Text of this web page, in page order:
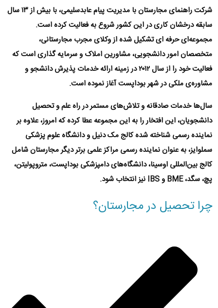
شرکت راهنماى مجارستان با مدیریت پیام عابدسلیمى، با بیش از۱۳ سال
سابقه درخشان کارى در این کشور شروع به فعالیت کرده است.
مجموعه‌ای حرفه ای تشکیل شده از وکلای مجرب مجارستانی،
متخصصان امور دانشجویی، مشاورین املاک و سرمایه گذاری است که
فعالیت خود را از سال ۲۰۱۲ در زمینه ارائه خدمات پذیرش دانشجو و
مشاوره‌ی ملکی در شهربوداپستآغاز نموده است.
سال‌ها خدمات صادقانه و تلاش‌های مستمر در راه علم و تحصیل
دانشجویان، این افتخار را به این مجموعه عطا کرده که امروز، علاوه بر
نماینده رسمی شناخته شدهکالج مک دنیلودانشگاه علوم پزشکی
سملوایز، به عنوان نماینده رسمی مراکز علمی برتر دیگر مجارستان شامل
کالج بین‌المللی اوسینا،دانشگاه‌های دامپزشکی بوداپست،متروپولیتن،
پچ،سگد،BME وIBS نیز انتخاب شود.
چرا تحصیل در مجارستان؟